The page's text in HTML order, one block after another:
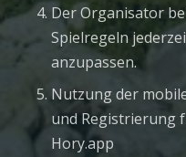
Der Organisator
Spielregeln
anzupassen.
Nutzung der
und Registrierung
Hory.app